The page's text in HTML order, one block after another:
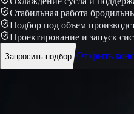
Стабильная работа
Подбор под объем
Проектирование и запуск
Запросить подбор Открыть